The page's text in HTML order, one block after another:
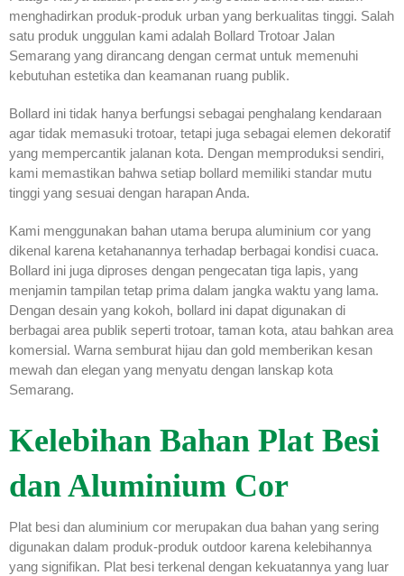
menghadirkan produk-produk urban yang berkualitas tinggi. Salah
satu produk unggulan kami adalah Bollard Trotoar Jalan
Semarang yang dirancang dengan cermat untuk memenuhi
kebutuhan estetika dan keamanan ruang publik.
Bollard ini tidak hanya berfungsi sebagai penghalang kendaraan
agar tidak memasuki trotoar, tetapi juga sebagai elemen dekoratif
yang mempercantik jalanan kota. Dengan memproduksi sendiri,
kami memastikan bahwa setiap bollard memiliki standar mutu
tinggi yang sesuai dengan harapan Anda.
Kami menggunakan bahan utama berupa aluminium cor yang
dikenal karena ketahanannya terhadap berbagai kondisi cuaca.
Bollard ini juga diproses dengan pengecatan tiga lapis, yang
menjamin tampilan tetap prima dalam jangka waktu yang lama.
Dengan desain yang kokoh, bollard ini dapat digunakan di
berbagai area publik seperti trotoar, taman kota, atau bahkan area
komersial. Warna semburat hijau dan gold memberikan kesan
mewah dan elegan yang menyatu dengan lanskap kota
Semarang.
Kelebihan Bahan Plat Besi
dan Aluminium Cor
Plat besi dan aluminium cor merupakan dua bahan yang sering
digunakan dalam produk-produk outdoor karena kelebihannya
yang signifikan. Plat besi terkenal dengan kekuatannya yang luar